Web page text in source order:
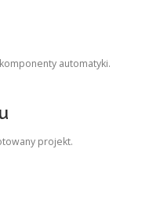
automatyki.
projekt.